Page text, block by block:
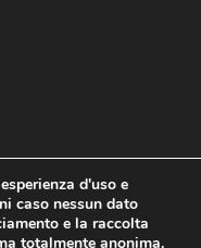
Contatti
Policy
d'uso e
caso nessun dato
e la raccolta
totalmente anonima.